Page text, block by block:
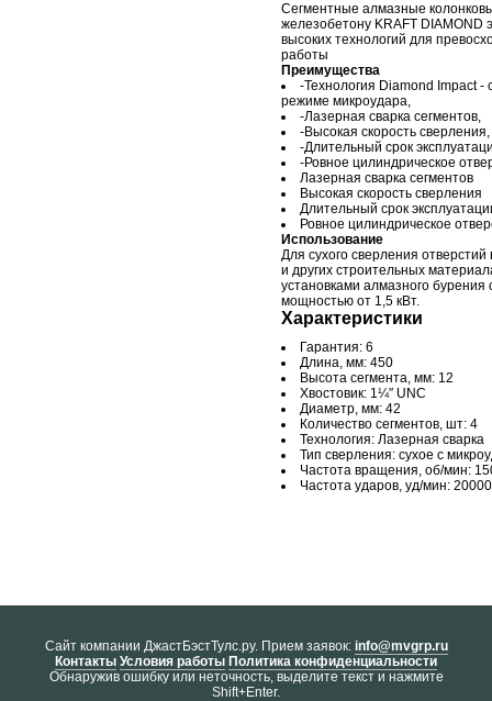
Сегментные алмазные
железобетону KRAFT DIAMOND
высоких технологий для
работы
Преимущества
-Технология Diamond Impact -
режиме микроудара,
-Лазерная сварка сегментов,
-Высокая скорость сверления,
-Длительный срок
-Ровное цилиндрическое
Лазерная сварка сегментов
Высокая скорость сверления
Длительный срок
Ровное цилиндрическое
Использование
Для сухого сверления
и других строительных
установками алмазного
мощностью от 1,5 кВт.
Характеристики
Гарантия: 6
Длина, мм: 450
Высота сегмента, мм: 12
Хвостовик: 1¼″ UNC
Диаметр, мм: 42
Количество сегментов, шт: 4
Технология: Лазерная сварка
Тип сверления: сухое с
Частота вращения, об/мин:
Частота ударов, уд/мин:
Cайт компании ДжастБэстТулс.ру. Прием заявок: info@mvgrp.ru
Контакты Условия работы Политика конфиденциальности
Обнаружив ошибку или неточность, выделите текст и нажмите
Shift+Enter.